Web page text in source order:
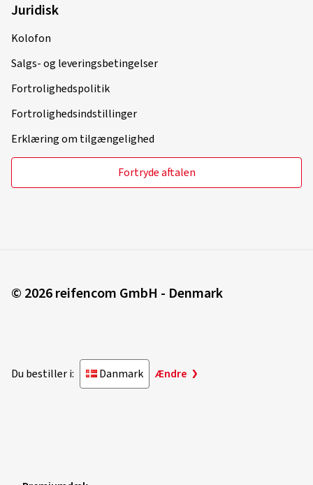
Juridisk
Kolofon
Salgs- og leveringsbetingelser
Fortrolighedspolitik
Fortrolighedsindstillinger
Erklæring om tilgængelighed
Fortryde aftalen
© 2026 reifencom GmbH - Denmark
Du bestiller i: Danmark Ændre